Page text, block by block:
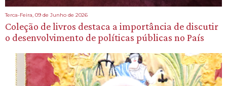
Terca-Feira, 09 de Junho de 2026
Coleção de livros destaca a importância de discutir
o desenvolvimento de políticas públicas no País